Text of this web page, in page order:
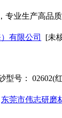
专业生产高
有限公司
[未
号： 02602(
东莞市伟志研磨